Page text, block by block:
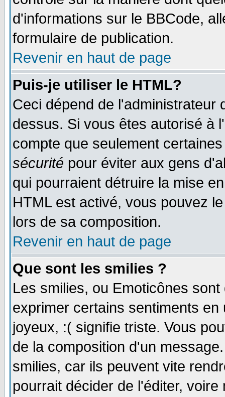
d'informations sur le BBCode,
formulaire de publication.
Revenir en haut de page
Puis-je utiliser le HTML?
Ceci dépend de l'administrateur
dessus. Si vous êtes autorisé à
compte que seulement
sécurité pour éviter aux gens
qui pourraient détruire la mise
HTML est activé, vous pouvez
lors de sa composition.
Revenir en haut de page
Que sont les smilies ?
Les smilies, ou Emoticônes
exprimer certains sentiments
joyeux, :( signifie triste. Vous
de la composition d'un
smilies, car ils peuvent vite
pourrait décider de l'éditer,